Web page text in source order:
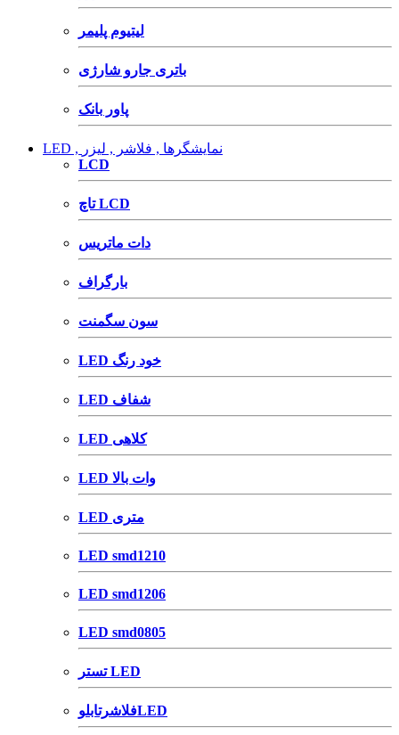
لیتیوم پلیمر
باتری جارو شارژی
پاور بانک
LED , نمایشگرها , فلاشر , لیزر
LCD
تاچ LCD
دات ماتریس
بارگراف
سون سگمنت
LED خود رنگ
LED شفاف
LED کلاهی
LED وات بالا
LED متری
LED smd1210
LED smd1206
LED smd0805
تستر LED
فلاشرتابلوLED